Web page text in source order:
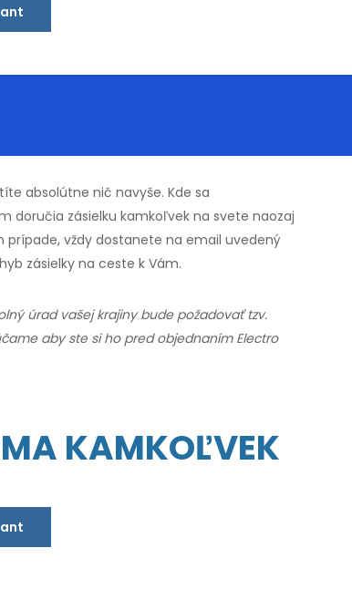
absolútne nič navyše. Kde sa
doručia zásielku kamkoľvek na svete naozaj
prípade, vždy dostanete na email uvedený
zásielky na ceste k Vám.
úrad vašej krajiny bude požadovať tzv.
aby ste si ho pred objednaním Electro
KAMKOĽVEK